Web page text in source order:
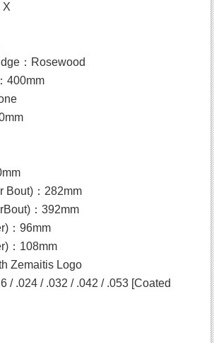
X
：Rosewood
400mm
Bout)：282mm
：392mm
：96mm
：108mm
Zemaitis Logo
/ .024 / .032 / .042 / .053 [Coated